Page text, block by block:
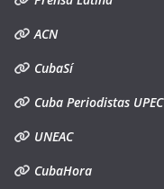
ACN
CubaSí
Cuba Periodistas UPEC
UNEAC
CubaHora